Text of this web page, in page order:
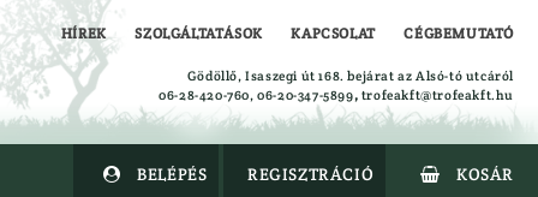
HÍREK SZOLGÁLTATÁSOK KAPCSOLAT CÉGBEMUTATÓ
Gödöllő, Isaszegi út 168. bejárat az Alsó-tó utcáról
06-28-420-760, 06-20-347-5899, trofeakft@trofeakft.hu
 BELÉPÉS REGISZTRÁCIÓ  KOSÁR